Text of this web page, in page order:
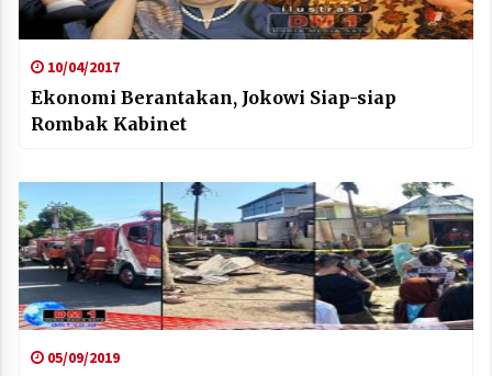
10/04/2017
Ekonomi Berantakan, Jokowi Siap-siap
Rombak Kabinet
05/09/2019